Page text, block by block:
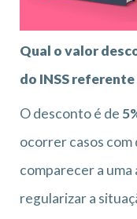
Qual o valor
do INSS
O desconto é de
ocorrer casos
comparecer a uma
regularizar a